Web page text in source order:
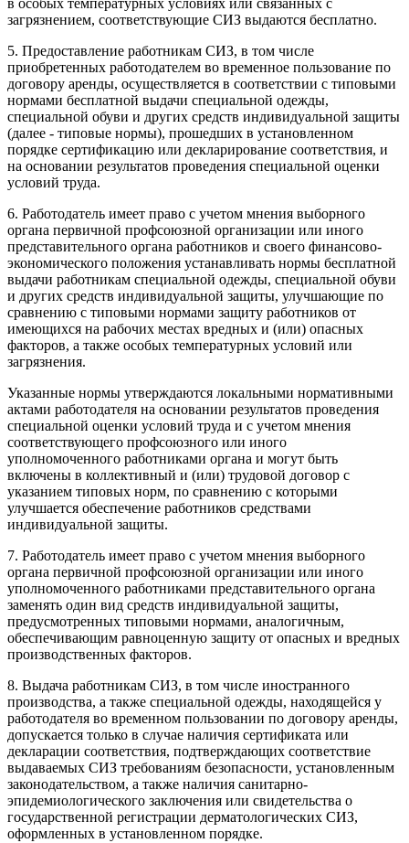
в особых температурных условиях или связанных с
загрязнением, соответствующие СИЗ выдаются бесплатно.
5. Предоставление работникам СИЗ, в том числе
приобретенных работодателем во временное пользование по
договору аренды, осуществляется в соответствии с типовыми
нормами бесплатной выдачи специальной одежды,
специальной обуви и других средств индивидуальной защиты
(далее - типовые нормы), прошедших в установленном
порядке сертификацию или декларирование соответствия, и
на основании результатов проведения специальной оценки
условий труда.
6. Работодатель имеет право с учетом мнения выборного
органа первичной профсоюзной организации или иного
представительного органа работников и своего финансово-
экономического положения устанавливать нормы бесплатной
выдачи работникам специальной одежды, специальной обуви
и других средств индивидуальной защиты, улучшающие по
сравнению с типовыми нормами защиту работников от
имеющихся на рабочих местах вредных и (или) опасных
факторов, а также особых температурных условий или
загрязнения.
Указанные нормы утверждаются локальными нормативными
актами работодателя на основании результатов проведения
специальной оценки условий труда и с учетом мнения
соответствующего профсоюзного или иного
уполномоченного работниками органа и могут быть
включены в коллективный и (или) трудовой договор с
указанием типовых норм, по сравнению с которыми
улучшается обеспечение работников средствами
индивидуальной защиты.
7. Работодатель имеет право с учетом мнения выборного
органа первичной профсоюзной организации или иного
уполномоченного работниками представительного органа
заменять один вид средств индивидуальной защиты,
предусмотренных типовыми нормами, аналогичным,
обеспечивающим равноценную защиту от опасных и вредных
производственных факторов.
8. Выдача работникам СИЗ, в том числе иностранного
производства, а также специальной одежды, находящейся у
работодателя во временном пользовании по договору аренды,
допускается только в случае наличия сертификата или
декларации соответствия, подтверждающих соответствие
выдаваемых СИЗ требованиям безопасности, установленным
законодательством, а также наличия санитарно-
эпидемиологического заключения или свидетельства о
государственной регистрации дерматологических СИЗ,
оформленных в установленном порядке.